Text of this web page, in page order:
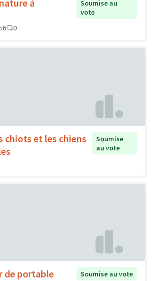
à
Soumise au
vote
6 0
chiots et les chiens
Soumise
au vote
de portable
Soumise au vote